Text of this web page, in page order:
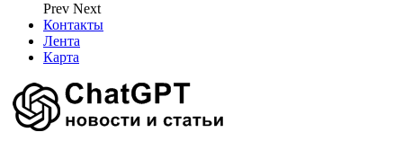
Prev Next
Контакты
Лента
Карта